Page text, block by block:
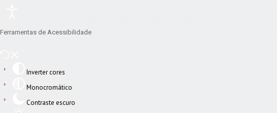
Ferramentas de Acessibilidade
Inverter cores
Monocromático
Contraste escuro